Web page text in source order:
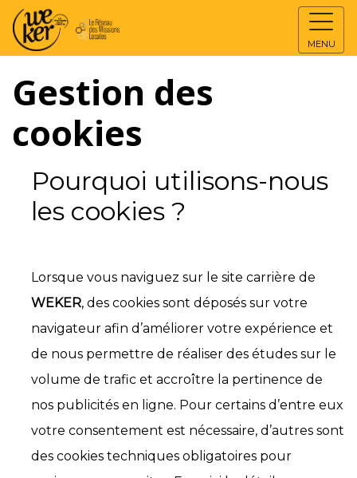
MENU
Gestion des
cookies
Pourquoi utilisons-nous
les cookies ?
Lorsque vous naviguez sur le site carrière de
WEKER, des cookies sont déposés sur votre
navigateur afin d’améliorer votre expérience et
de nous permettre de réaliser des études sur le
volume de trafic et accroître la pertinence de
nos publicités en ligne. Pour certains d’entre eux
votre consentement est nécessaire, d’autres sont
des cookies techniques obligatoires pour